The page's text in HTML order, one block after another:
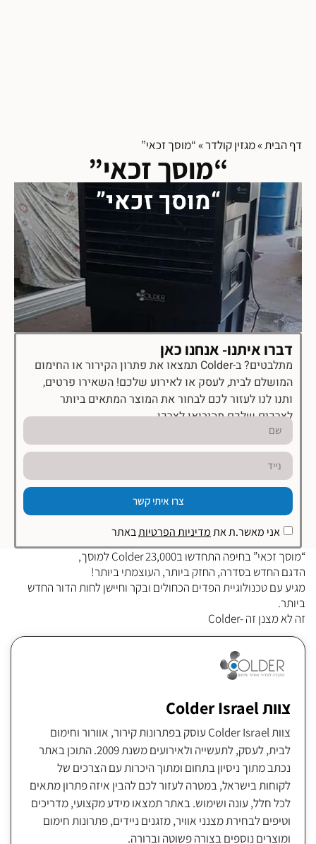
דברו איתנו- אנחנו כאן
מתלבטים? ב-Colder תמצאו את פתרון הקירור או החימום
המושלם לבית, לעסק או לאירוע שלכם! השאירו פרטים,
ותנו לנו לעזור לכם לבחור את המוצר המתאים ביותר
לצרכים שלכם מהיבואן לצרכן.
אני מאשר.ת אתמדיניות הפרטיותבאתר
צרו איתי קשר
“מוסך זכאי”
“מוסך זכאי”
דף הבית»מגזין קולדר»“מוסך זכאי”
“מוסך זכאי” בחיפה התחדשו בColder 23,000 למוסך,
הדגם החדש בסדרה, החזק ביותר, העוצמתי ביותר!
מגיע עם טכנולוגיית הפדים הכחולים ובקר וחיישן לחות הדור החדש
ביותר.
זה לא מצנן זה -Colder
צוות Colder Israel
צוות Colder Israel עוסק בפתרונות קירור, אוורור וחימום
לבית, לעסק, לתעשייה ולאירועים משנת 2009. התוכן באתר
נכתב מתוך ניסיון בתחום ומתוך היכרות עם הצרכים של
לקוחות בישראל, במטרה לעזור לכם להבין איזה פתרון מתאים
לכל חלל, עונה ושימוש. באתר תמצאו מידע מקצועי, מדריכים
וטיפים לבחירת מצנני אוויר, מזגנים ניידים, פתרונות חימום
ומוצרים נוספים בצורה פשוטה וברורה.